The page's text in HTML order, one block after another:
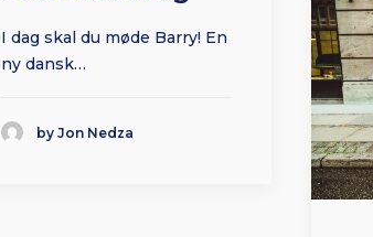
I dag skal du møde Barry! En
ny dansk…
by Jon Nedza